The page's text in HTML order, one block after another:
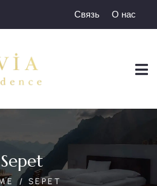
Связь О нас
Sepet
SEPET